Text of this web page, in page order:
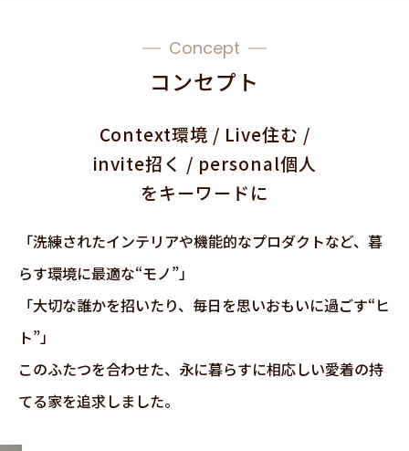
Concept
コンセプト
Context環境 / Live住む /
invite招く / personal個人
をキーワードに
「洗練されたインテリアや機能的なプロダクトなど、暮
らす環境に最適な“モノ”」
「大切な誰かを招いたり、毎日を思いおもいに過ごす“ヒ
ト”」
このふたつを合わせた、永に暮らすに相応しい愛着の持
てる家を追求しました。